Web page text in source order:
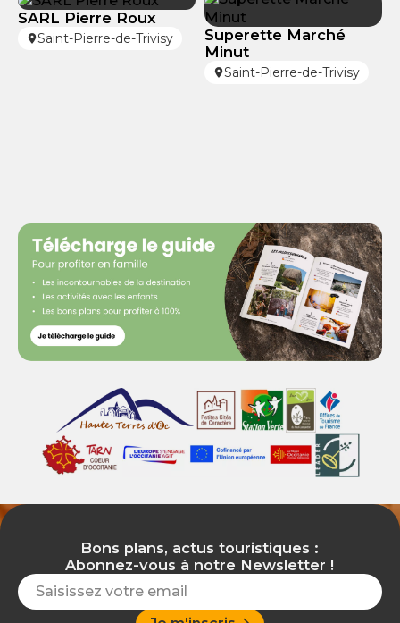
SARL Pierre Roux
Saint-Pierre-de-Trivisy
Superette Marché
Minut
Saint-Pierre-de-Trivisy
Bons plans, actus touristiques :
Abonnez-vous à notre Newsletter !